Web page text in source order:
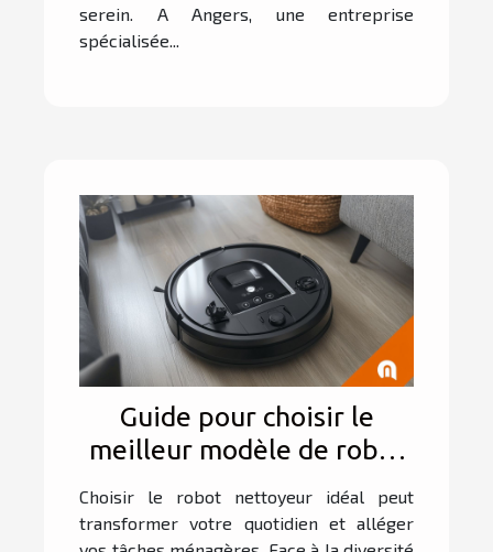
serein. A Angers, une entreprise
spécialisée...
Guide pour choisir le
meilleur modèle de robot
nettoyeur en fonction de
vos besoins
Choisir le robot nettoyeur idéal peut
transformer votre quotidien et alléger